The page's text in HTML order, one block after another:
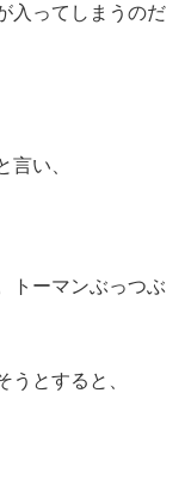
入ってしまうのだ
言い、
トーマンぶっつぶ
うとすると、